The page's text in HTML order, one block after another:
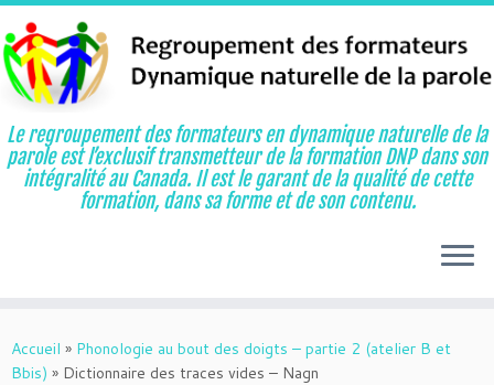
au
contenu
Le regroupement des formateurs en dynamique naturelle de la
parole est l’exclusif transmetteur de la formation DNP dans son
intégralité au Canada. Il est le garant de la qualité de cette
formation, dans sa forme et de son contenu.
Accueil » Phonologie au bout des doigts – partie 2 (atelier B et
Bbis) » Dictionnaire des traces vides – Nagn